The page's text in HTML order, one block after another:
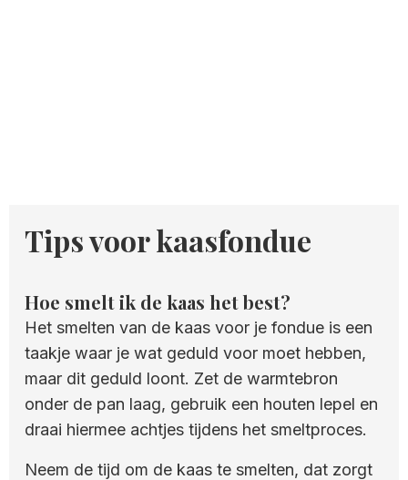
Tips voor kaasfondue
Hoe smelt ik de kaas het best?
Het smelten van de kaas voor je fondue is een
taakje waar je wat geduld voor moet hebben,
maar dit geduld loont. Zet de warmtebron
onder de pan laag, gebruik een houten lepel en
draai hiermee achtjes tijdens het smeltproces.
Neem de tijd om de kaas te smelten, dat zorgt